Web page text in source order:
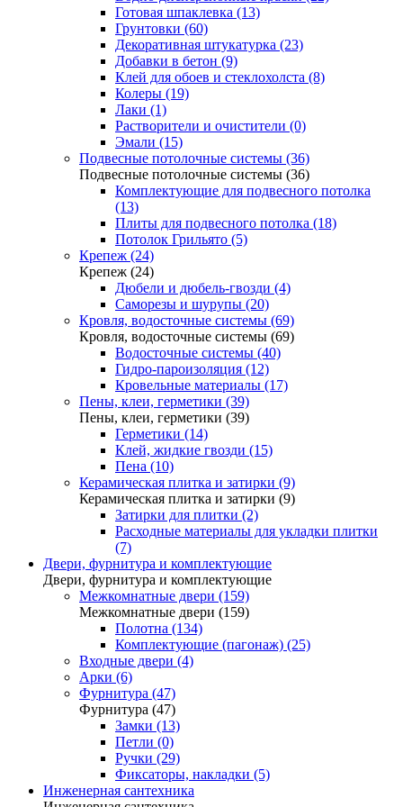
Готовая шпаклевка (13)
Грунтовки (60)
Декоративная штукатурка (23)
Добавки в бетон (9)
Клей для обоев и стеклохолста (8)
Колеры (19)
Лаки (1)
Растворители и очистители (0)
Эмали (15)
Подвесные потолочные системы (36)
Подвесные потолочные системы (36)
Комплектующие для подвесного потолка
(13)
Плиты для подвесного потолка (18)
Потолок Грильято (5)
Крепеж (24)
Крепеж (24)
Дюбели и дюбель-гвозди (4)
Саморезы и шурупы (20)
Кровля, водосточные системы (69)
Кровля, водосточные системы (69)
Водосточные системы (40)
Гидро-пароизоляция (12)
Кровельные материалы (17)
Пены, клеи, герметики (39)
Пены, клеи, герметики (39)
Герметики (14)
Клей, жидкие гвозди (15)
Пена (10)
Керамическая плитка и затирки (9)
Керамическая плитка и затирки (9)
Затирки для плитки (2)
Расходные материалы для укладки плитки
(7)
Двери, фурнитура и комплектующие
Двери, фурнитура и комплектующие
Межкомнатные двери (159)
Межкомнатные двери (159)
Полотна (134)
Комплектующие (пагонаж) (25)
Входные двери (4)
Арки (6)
Фурнитура (47)
Фурнитура (47)
Замки (13)
Петли (0)
Ручки (29)
Фиксаторы, накладки (5)
Инженерная сантехника